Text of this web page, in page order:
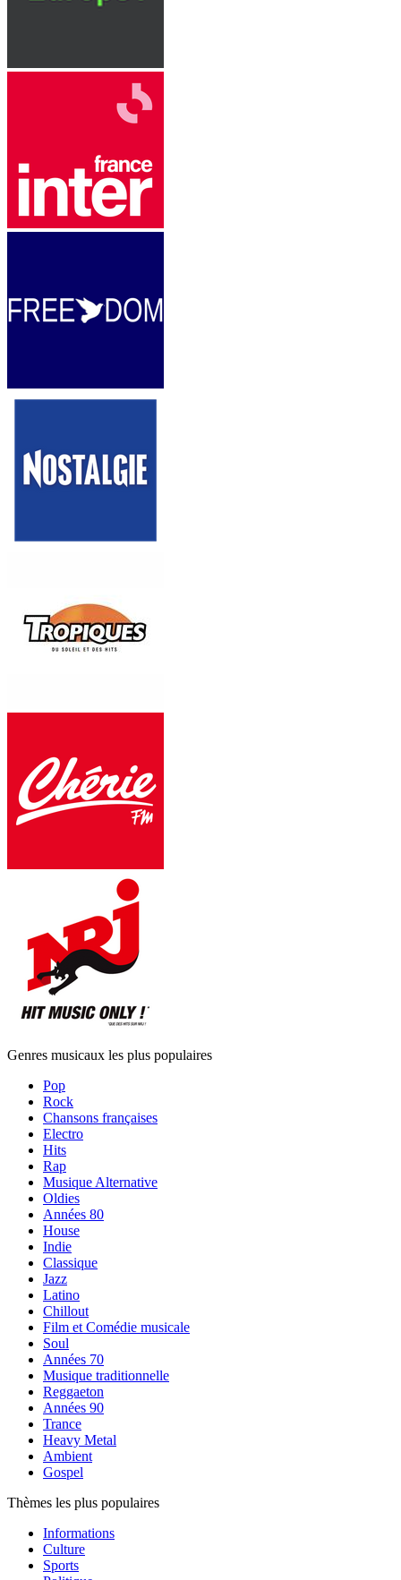
Genres musicaux les plus populaires
Pop
Rock
Chansons françaises
Electro
Hits
Rap
Musique Alternative
Oldies
Années 80
House
Indie
Classique
Jazz
Latino
Chillout
Film et Comédie musicale
Soul
Années 70
Musique traditionnelle
Reggaeton
Années 90
Trance
Heavy Metal
Ambient
Gospel
Thèmes les plus populaires
Informations
Culture
Sports